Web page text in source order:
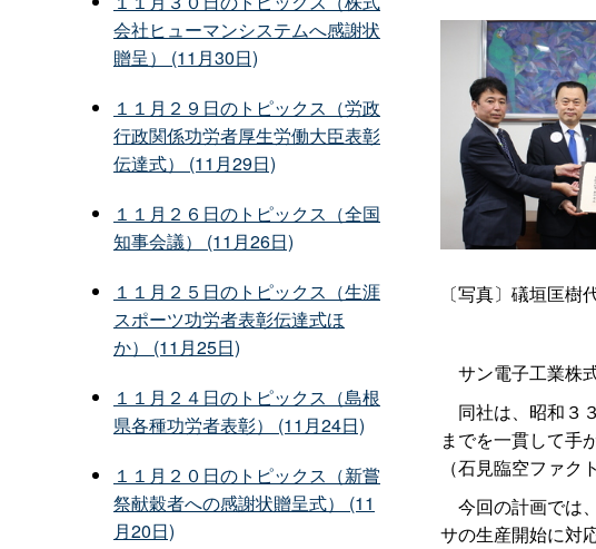
〔写真〕 礒垣匡樹
サン電子工業株
同社は、昭和３
までを一貫して手
（石見臨空ファ
今回の計画では
サの生産開始に対
会社ヒューマンシステムへ感謝状
贈呈） (11月30日)
１１月２９日のトピックス（労政
行政関係功労者厚生労働大臣表彰
伝達式） (11月29日)
１１月２６日のトピックス（全国
知事会議） (11月26日)
１１月２５日のトピックス（生涯
スポーツ功労者表彰伝達式ほ
か） (11月25日)
１１月２４日のトピックス（島根
県各種功労者表彰） (11月24日)
１１月２０日のトピックス（新嘗
祭献穀者への感謝状贈呈式） (11
月20日)